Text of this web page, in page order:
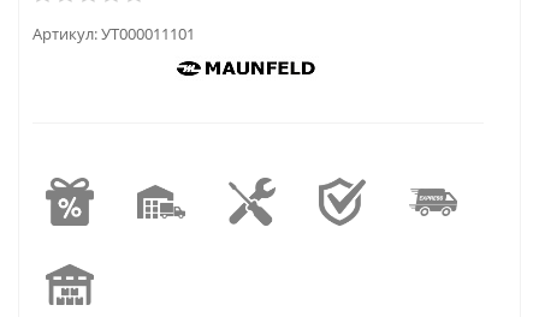
Артикул:УТ000011101